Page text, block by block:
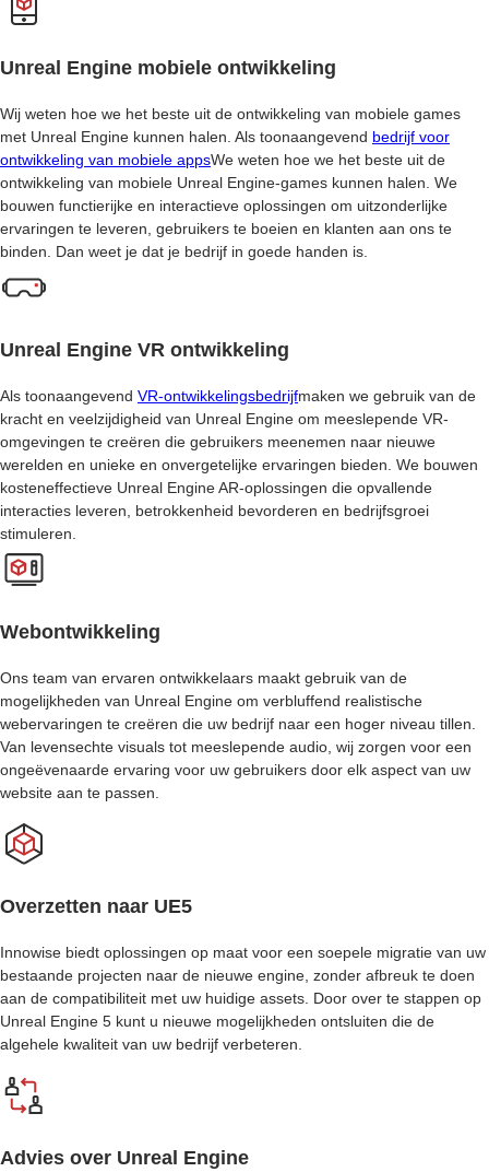
Unreal Engine mobiele ontwikkeling
Wij weten hoe we het beste uit de ontwikkeling van mobiele games
met Unreal Engine kunnen halen. Als toonaangevend bedrijf voor
ontwikkeling van mobiele appsWe weten hoe we het beste uit de
ontwikkeling van mobiele Unreal Engine-games kunnen halen. We
bouwen functierijke en interactieve oplossingen om uitzonderlijke
ervaringen te leveren, gebruikers te boeien en klanten aan ons te
binden. Dan weet je dat je bedrijf in goede handen is.
Unreal Engine VR ontwikkeling
Als toonaangevend VR-ontwikkelingsbedrijfmaken we gebruik van de
kracht en veelzijdigheid van Unreal Engine om meeslepende VR-
omgevingen te creëren die gebruikers meenemen naar nieuwe
werelden en unieke en onvergetelijke ervaringen bieden. We bouwen
kosteneffectieve Unreal Engine AR-oplossingen die opvallende
interacties leveren, betrokkenheid bevorderen en bedrijfsgroei
stimuleren.
Webontwikkeling
Ons team van ervaren ontwikkelaars maakt gebruik van de
mogelijkheden van Unreal Engine om verbluffend realistische
webervaringen te creëren die uw bedrijf naar een hoger niveau tillen.
Van levensechte visuals tot meeslepende audio, wij zorgen voor een
ongeëvenaarde ervaring voor uw gebruikers door elk aspect van uw
website aan te passen.
Overzetten naar UE5
Innowise biedt oplossingen op maat voor een soepele migratie van uw
bestaande projecten naar de nieuwe engine, zonder afbreuk te doen
aan de compatibiliteit met uw huidige assets. Door over te stappen op
Unreal Engine 5 kunt u nieuwe mogelijkheden ontsluiten die de
algehele kwaliteit van uw bedrijf verbeteren.
Advies over Unreal Engine